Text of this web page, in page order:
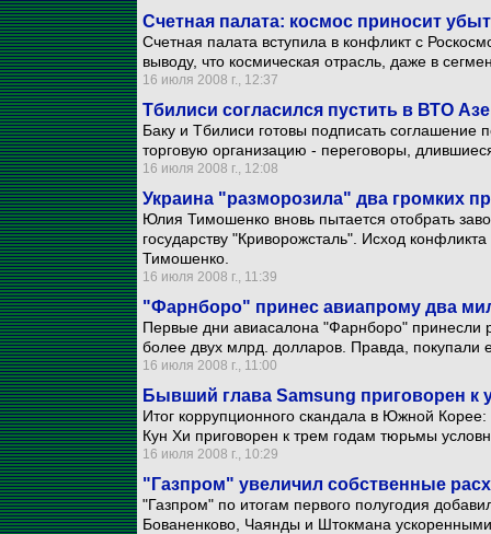
Счетная палата: космос приносит
Счетная палата вступила в конфликт с
выводу, что космическая отрасль, даже в
16 июля 2008 г., 12:37
Тбилиси согласился пустить в ВТО
Баку и Тбилиси готовы подписать
торговую организацию - переговоры,
16 июля 2008 г., 12:08
Украина "разморозила" два громких
Юлия Тимошенко вновь пытается отобрать
государству "Криворожсталь". Исход конфликта
Тимошенко.
16 июля 2008 г., 11:39
"Фарнборо" принес авиапрому два
Первые дни авиасалона "Фарнборо" принесли
более двух млрд. долларов. Правда, покупали
16 июля 2008 г., 11:00
Бывший глава Samsung приговорен
Итог коррупционного скандала в Южной
Кун Хи приговорен к трем годам тюрьмы
16 июля 2008 г., 10:29
"Газпром" увеличил собственные
"Газпром" по итогам первого полугодия
Бованенково, Чаянды и Штокмана